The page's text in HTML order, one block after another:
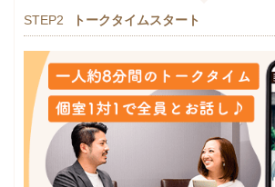
STEP2 トークタイムスタート